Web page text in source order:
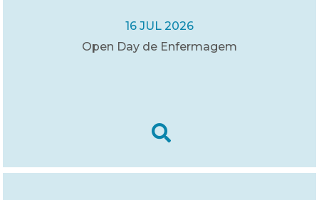
16 JUL 2026
Open Day de Enfermagem